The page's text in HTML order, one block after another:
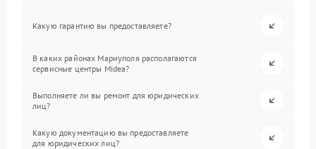
Какую гарантию вы предоставляете?
В каких районах Мариуполя располагаются
сервисные центры Midea?
Выполняете ли вы ремонт для юридических
лиц?
Какую документацию вы предоставляете
для юридических лиц?